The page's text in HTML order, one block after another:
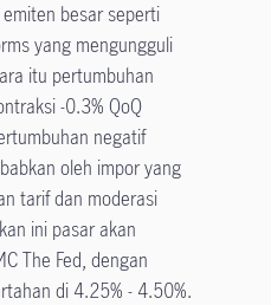
besar seperti
yang mengungguli
itu pertumbuhan
-0.3% QoQ
negatif
oleh impor yang
tarif dan moderasi
ini pasar akan
The Fed, dengan
di 4.25% - 4.50%.